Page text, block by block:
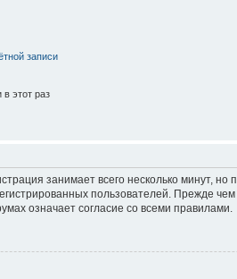
записи
этот раз
занимает всего несколько минут,
пользователей. Прежде
означает согласие со всеми правилами.